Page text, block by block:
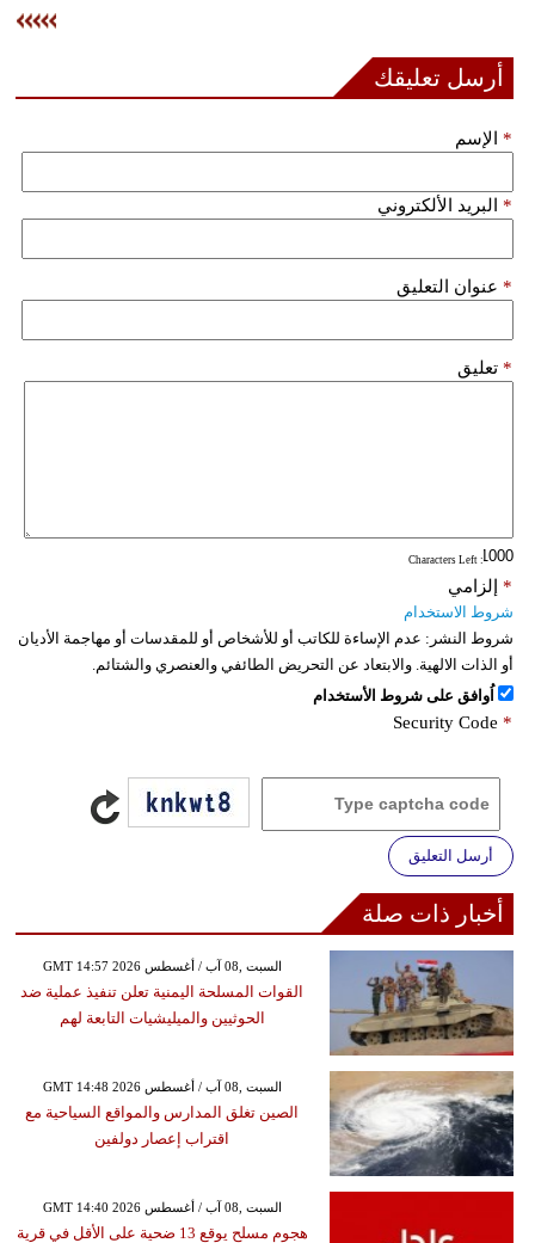
بيئة
سيارات
أرسل تعليقك
الإسم *
البريد الألكتروني *
عنوان التعليق *
تعليق *
: Characters Left
إلزامي *
شروط الاستخدام
شروط النشر: عدم الإساءة للكاتب أو للأشخاص أو للمقدسات أو مهاجمة الأديان
أو الذات الالهية. والابتعاد عن التحريض الطائفي والعنصري والشتائم.
اُوافق على شروط الأستخدام
Security Code *
أرسل التعليق
أخبار ذات صلة
GMT 14:57 2026 السبت ,08 آب / أغسطس
القوات المسلحة اليمنية تعلن تنفيذ عملية ضد
الحوثيين والميليشيات التابعة لهم
GMT 14:48 2026 السبت ,08 آب / أغسطس
الصين تغلق المدارس والمواقع السياحية مع
اقتراب إعصار دولفين
GMT 14:40 2026 السبت ,08 آب / أغسطس
هجوم مسلح يوقع 13 ضحية على الأقل في قرية